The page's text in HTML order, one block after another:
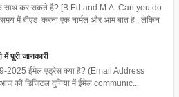
साथ कर सकते है? [B.Ed and M.A. Can you do
में बीएड करना एक नार्मल और आम बात है , लेकिन
पूरी जानकारी
2025 ईमेल एड्रेस क्या है? (Email Address
की डिजिटल दुनिया में ईमेल communic...